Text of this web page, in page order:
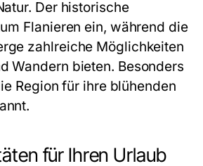
Der historische
Flanieren ein, während die
zahlreiche Möglichkeiten
Wandern bieten. Besonders
Region für ihre blühenden
für Ihren Urlaub